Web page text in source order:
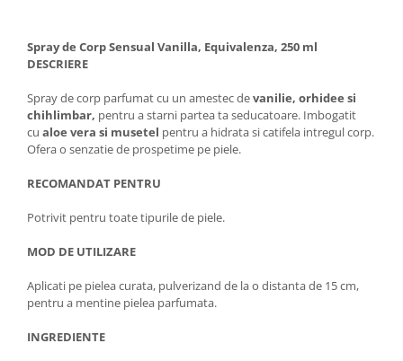
Spray de Corp Sensual Vanilla, Equivalenza, 250 ml
DESCRIERE
Spray de corp parfumat cu un amestec devanilie, orhidee si
chihlimbar, pentru a starni partea ta seducatoare. Imbogatit
cu aloe vera si musetel pentru a hidrata si catifela intregul corp.
Ofera o senzatie de prospetime pe piele.
RECOMANDAT PENTRU
Potrivit pentru toate tipurile de piele.
MOD DE UTILIZARE
Aplicati pe pielea curata, pulverizand de la o distanta de 15 cm,
pentru a mentine pielea parfumata.
INGREDIENTE